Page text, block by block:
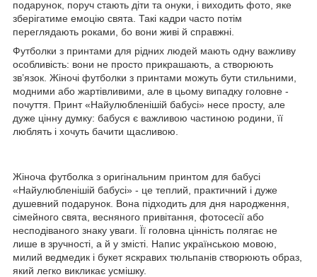
подарунок, поруч стають діти та онуки, і виходить фото, яке
зберігатиме емоцію свята. Такі кадри часто потім
переглядають роками, бо вони живі й справжні.
Футболки з принтами для рідних людей мають одну важливу
особливість: вони не просто прикрашають, а створюють
зв’язок. Жіночі футболки з принтами можуть бути стильними,
модними або жартівливими, але в цьому випадку головне -
почуття. Принт «Найулюбленішій бабусі» несе просту, але
дуже цінну думку: бабуся є важливою частиною родини, її
люблять і хочуть бачити щасливою.
Жіноча футболка з оригінальним принтом для бабусі
«Найулюбленішій бабусі» - це теплий, практичний і дуже
душевний подарунок. Вона підходить для дня народження,
сімейного свята, весняного привітання, фотосесії або
несподіваного знаку уваги. Її головна цінність полягає не
лише в зручності, а й у змісті. Напис українською мовою,
милий ведмедик і букет яскравих тюльпанів створюють образ,
який легко викликає усмішку.